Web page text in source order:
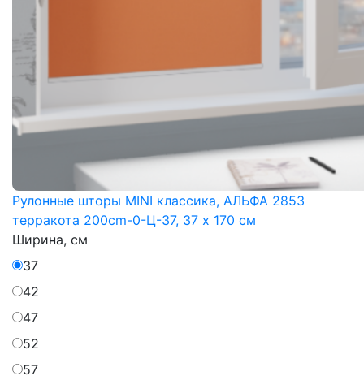
Рулонные шторы MINI классика, АЛЬФА 2853
терракота 200cm-0-Ц-37, 37 x 170 см
Ширина, см
37
42
47
52
57